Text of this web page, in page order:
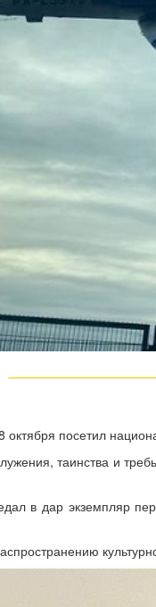
октября посетил
таинства и
в дар экземпляр